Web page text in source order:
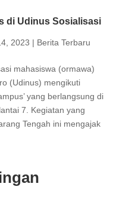
di Udinus Sosialisasi
2023 | Berita Terbaru
mahasiswa (ormawa)
(Udinus) mengikuti
yang berlangsung di
7. Kegiatan yang
Tengah ini mengajak